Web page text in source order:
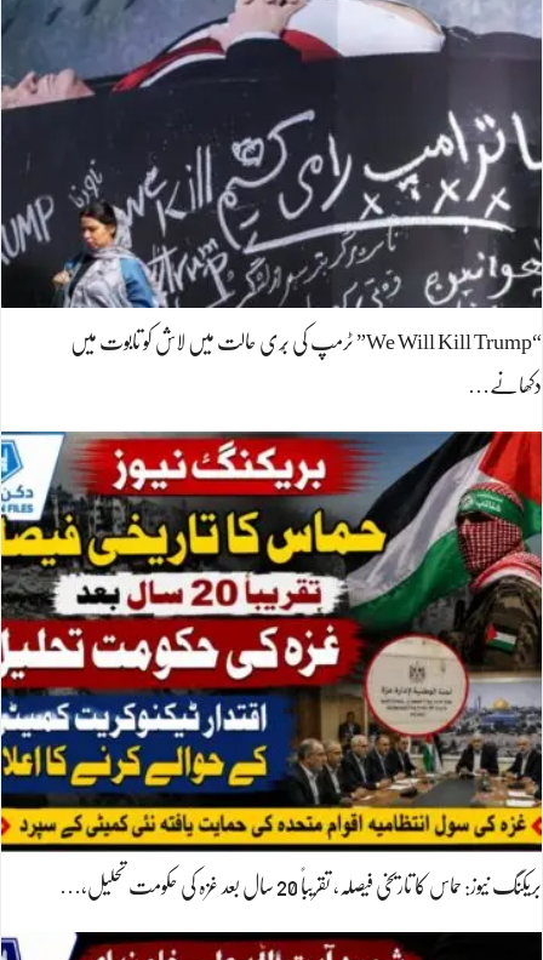
“We Will Kill Trump” ٹرمپ کی بُری حالت میں لاش کو تابوت میں
دکھانے…
بریکنگ نیوز: حماس کا تاریخی فیصلہ، تقریباً 20 سال بعد غزہ کی حکومت تحلیل،…